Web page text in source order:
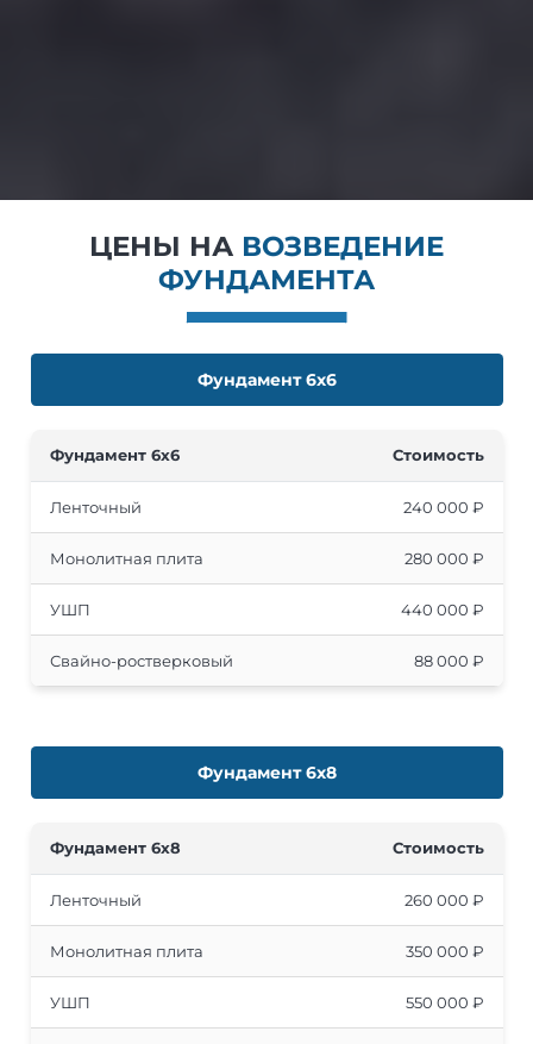
ЦЕНЫ НА ВОЗВЕДЕНИЕ
ФУНДАМЕНТА
Фундамент 6х6
Фундамент 6x6 Стоимость
Ленточный 240 000 ₽
Монолитная плита 280 000 ₽
УШП 440 000 ₽
Свайно-ростверковый 88 000 ₽
Фундамент 6х8
Фундамент 6x8 Стоимость
Ленточный 260 000 ₽
Монолитная плита 350 000 ₽
УШП 550 000 ₽